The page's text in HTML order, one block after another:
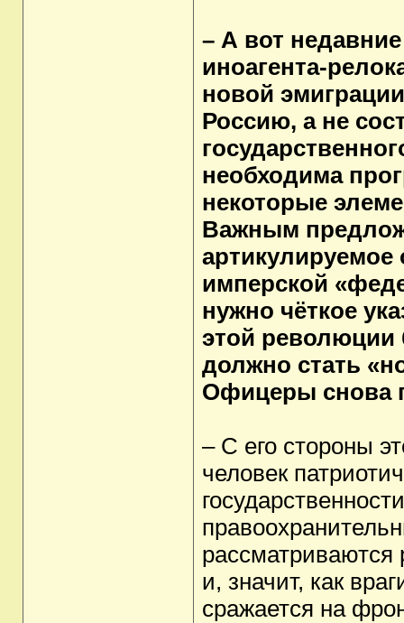
– А вот
иноагента-
новой
Россию, а не
необходима
некоторые
Важным
имперской
нужно чёткое
этой революции
должно стать
Офицеры снова
– С его стороны
человек
рассматриваются
и, значит, как
сражается на